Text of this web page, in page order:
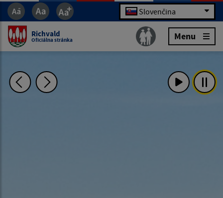
Slovenčina
Richvald
Oficiálna stránka Menu